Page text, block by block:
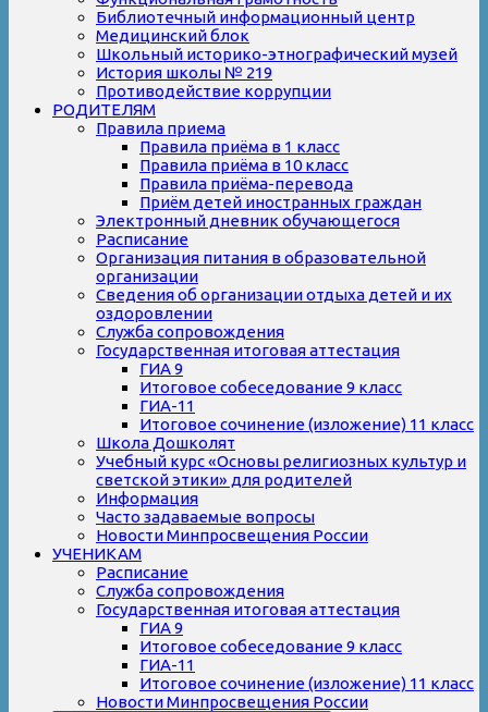
Библиотечный информационный центр
Медицинский блок
Школьный историко-этнографический музей
История школы № 219
Противодействие коррупции
РОДИТЕЛЯМ
Правила приема
Правила приёма в 1 класс
Правила приёма в 10 класс
Правила приёма-перевода
Приём детей иностранных граждан
Электронный дневник обучающегося
Расписание
Организация питания в образовательной
организации
Сведения об организации отдыха детей и их
оздоровлении
Служба сопровождения
Государственная итоговая аттестация
ГИА 9
Итоговое собеседование 9 класс
ГИА-11
Итоговое сочинение (изложение) 11 класс
Школа Дошколят
Учебный курс «Основы религиозных культур и
светской этики» для родителей
Информация
Часто задаваемые вопросы
Новости Минпросвещения России
УЧЕНИКАМ
Расписание
Служба сопровождения
Государственная итоговая аттестация
ГИА 9
Итоговое собеседование 9 класс
ГИА-11
Итоговое сочинение (изложение) 11 класс
Новости Минпросвещения России